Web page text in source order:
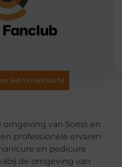
Safina Fanclub.nl
van Soest en
professionele ervaren
en pedicure
de omgeving van